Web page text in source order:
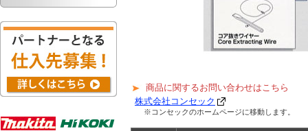
商品に関するお問い合わせはこちら
株式会社コンセック
※コンセックのホームページに移動します。